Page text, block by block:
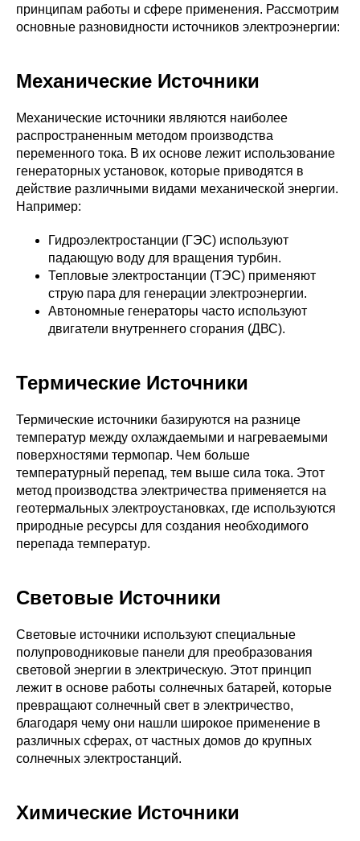
принципам работы и сфере применения. Рассмотрим
основные разновидности источников электроэнергии:
Механические Источники
Механические источники являются наиболее
распространенным методом производства
переменного тока. В их основе лежит использование
генераторных установок, которые приводятся в
действие различными видами механической энергии.
Например:
Гидроэлектростанции (ГЭС) используют
падающую воду для вращения турбин.
Тепловые электростанции (ТЭС) применяют
струю пара для генерации электроэнергии.
Автономные генераторы часто используют
двигатели внутреннего сгорания (ДВС).
Термические Источники
Термические источники базируются на разнице
температур между охлаждаемыми и нагреваемыми
поверхностями термопар. Чем больше
температурный перепад, тем выше сила тока. Этот
метод производства электричества применяется на
геотермальных электроустановках, где используются
природные ресурсы для создания необходимого
перепада температур.
Световые Источники
Световые источники используют специальные
полупроводниковые панели для преобразования
световой энергии в электрическую. Этот принцип
лежит в основе работы солнечных батарей, которые
превращают солнечный свет в электричество,
благодаря чему они нашли широкое применение в
различных сферах, от частных домов до крупных
солнечных электростанций.
Химические Источники